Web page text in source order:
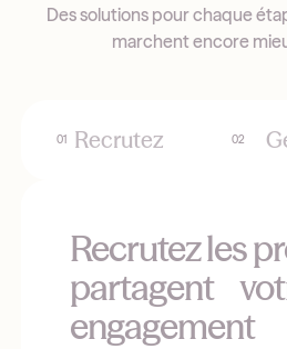
Des solutions pour chaque
marchent encore
01 Recrutez 02
Recrutez les
partagent
engagement